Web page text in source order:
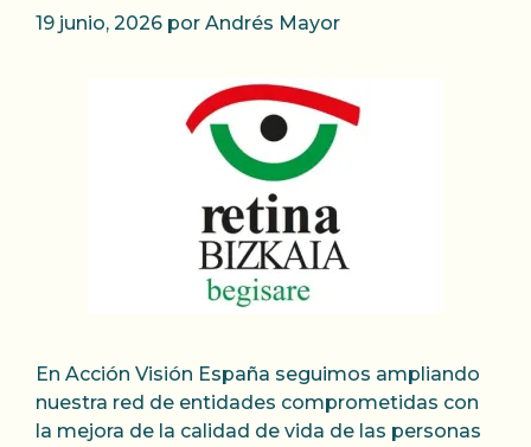
19 junio, 2026 por Andrés Mayor
En Acción Visión España seguimos ampliando
nuestra red de entidades comprometidas con
la mejora de la calidad de vida de las personas